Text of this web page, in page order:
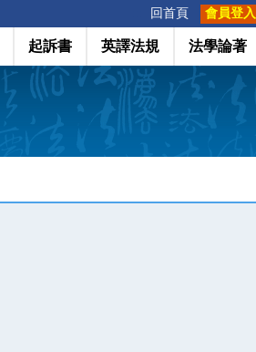
回首頁 會員登入
起訴書 英譯法規 法學論著